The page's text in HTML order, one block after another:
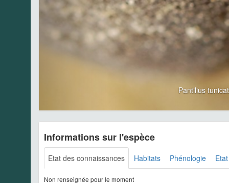
Pantilius
Informations sur l'espèce
Etat des connaissances Habitats Phénologie
Non renseignée pour le moment